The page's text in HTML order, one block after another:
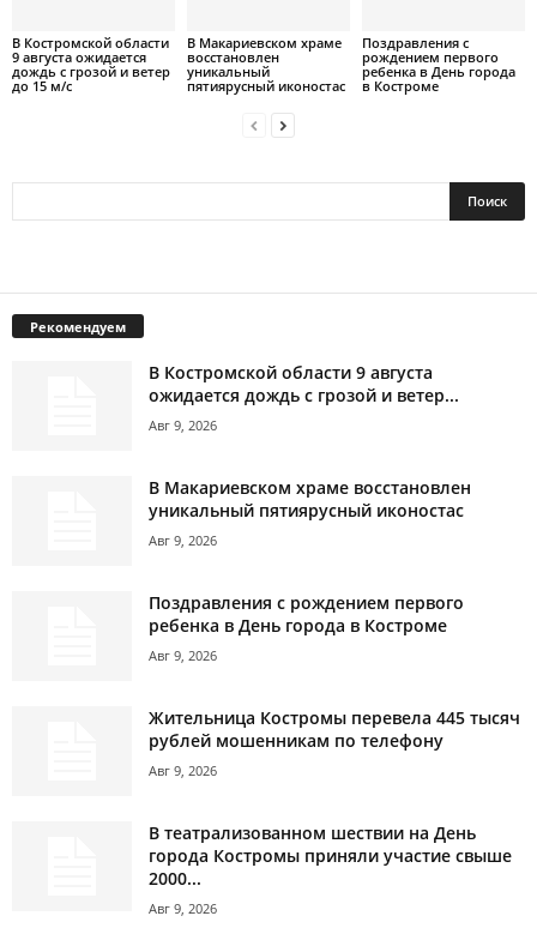
В Костромской области
9 августа ожидается
дождь с грозой и ветер
до 15 м/с
В Макариевском храме
восстановлен
уникальный
пятиярусный иконостас
Поздравления с
рождением первого
ребенка в День города
в Костроме
Рекомендуем
В Костромской области 9 августа
ожидается дождь с грозой и ветер...
Авг 9, 2026
В Макариевском храме восстановлен
уникальный пятиярусный иконостас
Авг 9, 2026
Поздравления с рождением первого
ребенка в День города в Костроме
Авг 9, 2026
Жительница Костромы перевела 445 тысяч
рублей мошенникам по телефону
Авг 9, 2026
В театрализованном шествии на День
города Костромы приняли участие свыше
2000...
Авг 9, 2026